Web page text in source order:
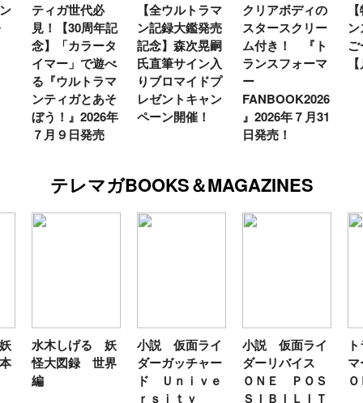
ティガ世代必
見！【30周年記
念】「カラータ
イマー」で遊べ
る『ウルトラマ
ンティガとあそ
ぼう！』2026年
７月９日発売
【全ウルトラマ
ン記録大鑑発売
記念】森次晃嗣
氏直筆サイン入
りブロマイドプ
レゼントキャン
ペーン開催！
クリアボディの
スタースクリー
ム付き！ 『ト
ランスフォーマ
ー
FANBOOK2026
』2026年７月31
日発売！
テレマガBOOKS＆MAGAZINES
水木しげる 妖
怪大図録 世界
編
小説 仮面ライ
ダーガッチャー
ド Ｕｎｉｖｅ
ｒｓｉｔｙ
小説 仮面ライ
ダーリバイス
ＯＮＥ ＰＯＳ
ＳＩＢＩＬＩＴ